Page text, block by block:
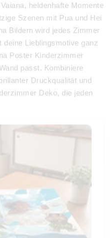
heldenhafte Momente
Szenen mit Pua und Hei
Bildern wird jedes Zimmer
Lieblingsmotive ganz
Poster Kinderzimmer
passt. Kombiniere
Druckqualität und
Deko, die jeden